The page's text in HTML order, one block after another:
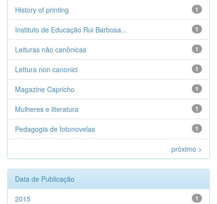
1
History of printing
1
Instituto de Educação Rui Barbosa...
1
Leituras não canônicas
1
Lettura non canonici
1
Magazine Capricho
1
Mulheres e literatura
1
Pedagogia de fotonovelas
próximo >
Data de Publicação
1
2015